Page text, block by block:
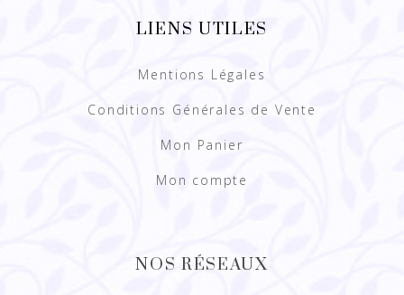
LIENS UTILES
Mentions Légales
Conditions Générales de Vente
Mon Panier
Mon compte
NOS RÉSEAUX